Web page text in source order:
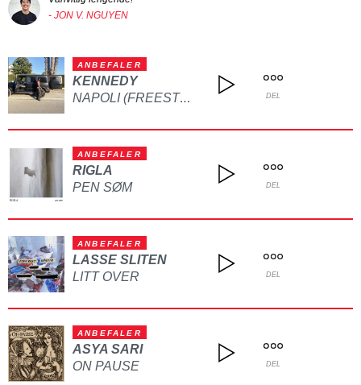
- JON V. NGUYEN
ANBEFALER
KENNEDY
NAPOLI (FREESTYLE) DEL
ANBEFALER
RIGLA
PEN SØM
DEL
ANBEFALER
LASSE SLITEN
LITT OVER
DEL
ANBEFALER
ASYA SARI
ON PAUSE
DEL